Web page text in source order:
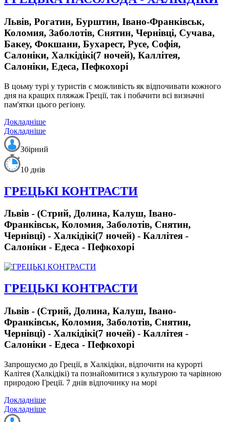
Львів, Рогатин, Бурштин, Івано-Франківськ,
Коломия, Заболотів, Снятин, Чернівці, Сучава,
Бакеу, Фокшани, Бухарест, Русе, Софія,
Салоніки, Халкідікі(7 ночей), Каллітея,
Салоніки, Едеса, Пефкохорі
В цоьму турі у туристів є можливість як відпочивати кожного
дня на кращих пляжаж Греції, так і побачити всі визначні
пам'ятки цього регіону.
Докладніше
Докладніше
Збірний
10 днів
ГРЕЦЬКІ КОНТРАСТИ
Львів - (Стрий, Долина, Калуш, Івано-
Франківськ, Коломия, Заболотів, Снятин,
Чернівці) - Халкідікі(7 ночей) - Каллітея -
Салоніки - Едеса - Пефкохорі
ГРЕЦЬКІ КОНТРАСТИ
Львів - (Стрий, Долина, Калуш, Івано-
Франківськ, Коломия, Заболотів, Снятин,
Чернівці) - Халкідікі(7 ночей) - Каллітея -
Салоніки - Едеса - Пефкохорі
Запрошуємо до Греції, в Халкідіки, відпочити на курорті
Калітея (Халкідікі) та познайомитися з культурою та чарівною
природою Греції. 7 днів відпочинку на морі
Докладніше
Докладніше